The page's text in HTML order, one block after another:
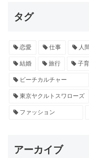
タグ
恋愛 仕事 人
結婚 旅行 子
ビーチカルチャー
東京ヤクルトスワローズ
ファッション
アーカイブ